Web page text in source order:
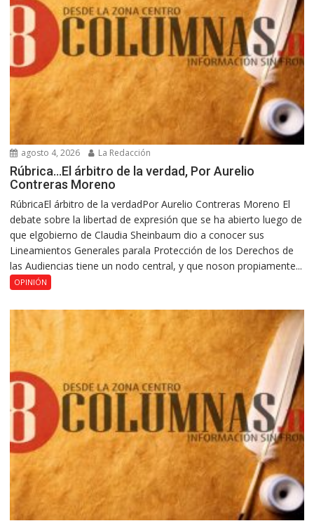
agosto 4, 2026 La Redacción
Rúbrica…El árbitro de la verdad, Por Aurelio
Contreras Moreno
RúbricaEl árbitro de la verdadPor Aurelio Contreras Moreno El
debate sobre la libertad de expresión que se ha abierto luego de
que elgobierno de Claudia Sheinbaum dio a conocer sus
Lineamientos Generales parala Protección de los Derechos de
las Audiencias tiene un nodo central, y que noson propiamente...
OPINIÓN